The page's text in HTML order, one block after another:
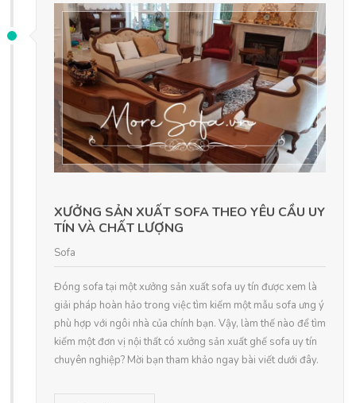
XƯỞNG SẢN XUẤT SOFA THEO YÊU CẦU UY
TÍN VÀ CHẤT LƯỢNG
Sofa
Đóng sofa tại một xưởng sản xuất sofa uy tín được xem là
giải pháp hoàn hảo trong việc tìm kiếm một mẫu sofa ưng ý
phù hợp với ngôi nhà của chính bạn. Vậy, làm thế nào để tìm
kiếm một đơn vị nội thất có xưởng sản xuất ghế sofa uy tín
chuyên nghiệp? Mời bạn tham khảo ngay bài viết dưới đây.